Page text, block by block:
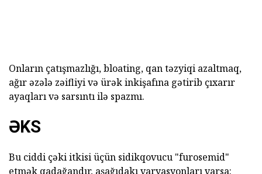
Onların çatışmazlığı, bloating, qan təzyiqi azaltmaq,
ağır əzələ zəifliyi və ürək inkişafına gətirib çıxarır
ayaqları və sarsıntı ilə spazmı.
ƏKS
Bu ciddi çəki itkisi üçün sidikqovucu "furosemid"
etmək qadağandır, aşağıdakı varyasyonları varsa: